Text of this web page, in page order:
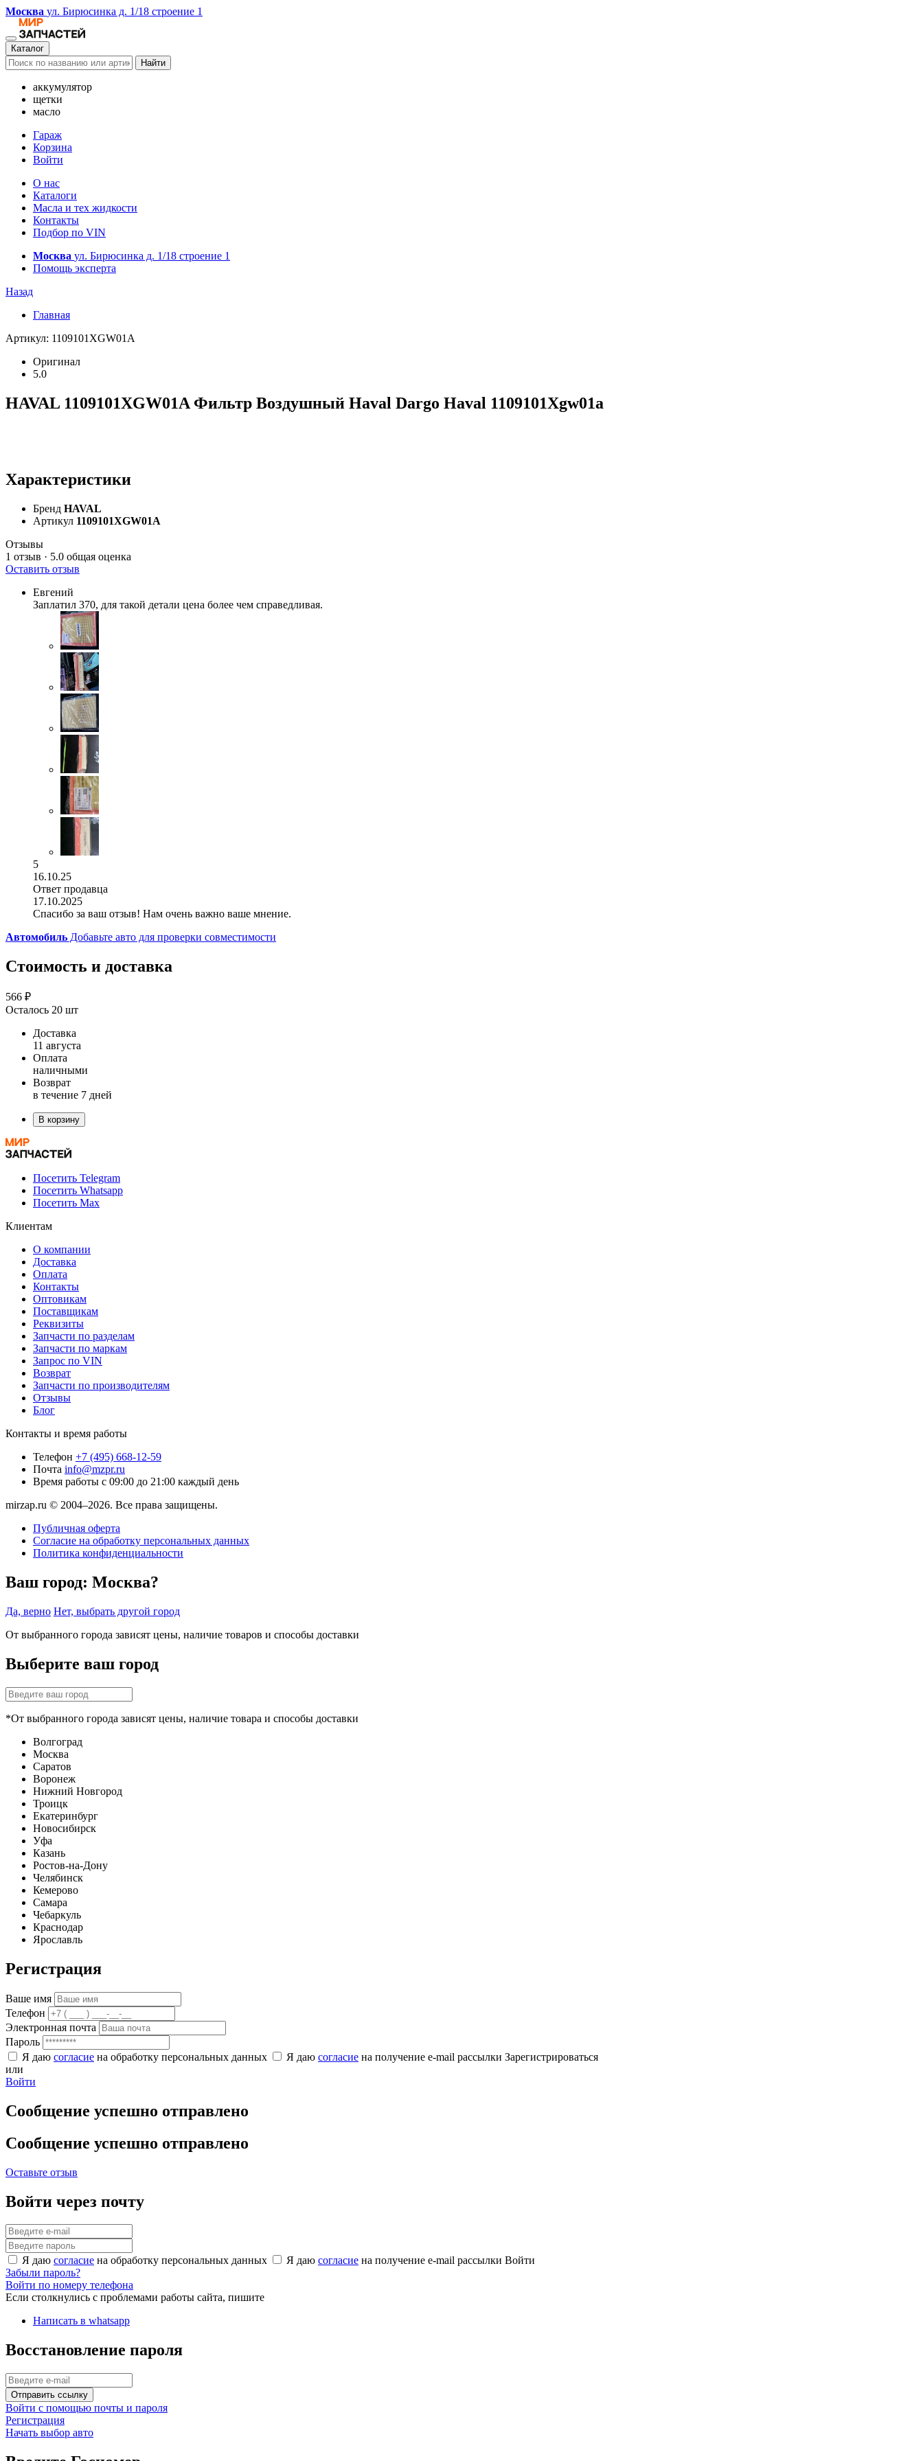
Москва ул. Бирюсинка д. 1/18 строение 1
Каталог
Найти
аккумулятор
щетки
масло
Гараж
Корзина
Войти
О нас
Каталоги
Масла и тех жидкости
Контакты
Подбор по VIN
Москва ул. Бирюсинка д. 1/18 строение 1
Помощь эксперта
Назад
Главная
Артикул: 1109101XGW01A
Оригинал
5.0
HAVAL 1109101XGW01A Фильтр Воздушный Haval Dargo Haval 1109101Xgw01a
Характеристики
Бренд HAVAL
Артикул 1109101XGW01A
Отзывы
1 отзыв · 5.0 общая оценка
Оставить отзыв
Евгений
Заплатил 370, для такой детали цена более чем справедливая.
5
16.10.25
Ответ продавца
17.10.2025
Спасибо за ваш отзыв! Нам очень важно ваше мнение.
Автомобиль Добавьте авто для проверки совместимости
Стоимость и доставка
566 ₽
Осталось 20 шт
Доставка
11 августа
Оплата
наличными
Возврат
в течение 7 дней
В корзину
Посетить Telegram
Посетить Whatsapp
Посетить Max
Клиентам
О компании
Доставка
Оплата
Контакты
Оптовикам
Поставщикам
Реквизиты
Запчасти по разделам
Запчасти по маркам
Запрос по VIN
Возврат
Запчасти по производителям
Отзывы
Блог
Контакты и время работы
Телефон +7 (495) 668-12-59
Почта info@mzpr.ru
Время работы с 09:00 до 21:00 каждый день
mirzap.ru © 2004–2026. Все права защищены.
Публичная оферта
Согласие на обработку персональных данных
Политика конфиденциальности
Ваш город: Москва?
Да, верно Нет, выбрать другой город
От выбранного города зависят цены, наличие товаров и способы доставки
Выберите ваш город
*От выбранного города зависят цены, наличие товара и способы доставки
Волгоград
Москва
Саратов
Воронеж
Нижний Новгород
Троицк
Екатеринбург
Новосибирск
Уфа
Казань
Ростов-на-Дону
Челябинск
Кемерово
Самара
Чебаркуль
Краснодар
Ярославль
Регистрация
Ваше имя
Телефон
Электронная почта
Пароль
Я даю согласие на обработку персональных данных Я даю согласие на получение e-mail рассылки Зарегистрироваться
или
Войти
Сообщение успешно отправлено
Сообщение успешно отправлено
Оставьте отзыв
Войти через почту
Я даю согласие на обработку персональных данных Я даю согласие на получение e-mail рассылки Войти
Забыли пароль?
Войти по номеру телефона
Если столкнулись с проблемами работы сайта, пишите
Написать в whatsapp
Восстановление пароля
Отправить ссылку
Войти с помощью почты и пароля
Регистрация
Начать выбор авто